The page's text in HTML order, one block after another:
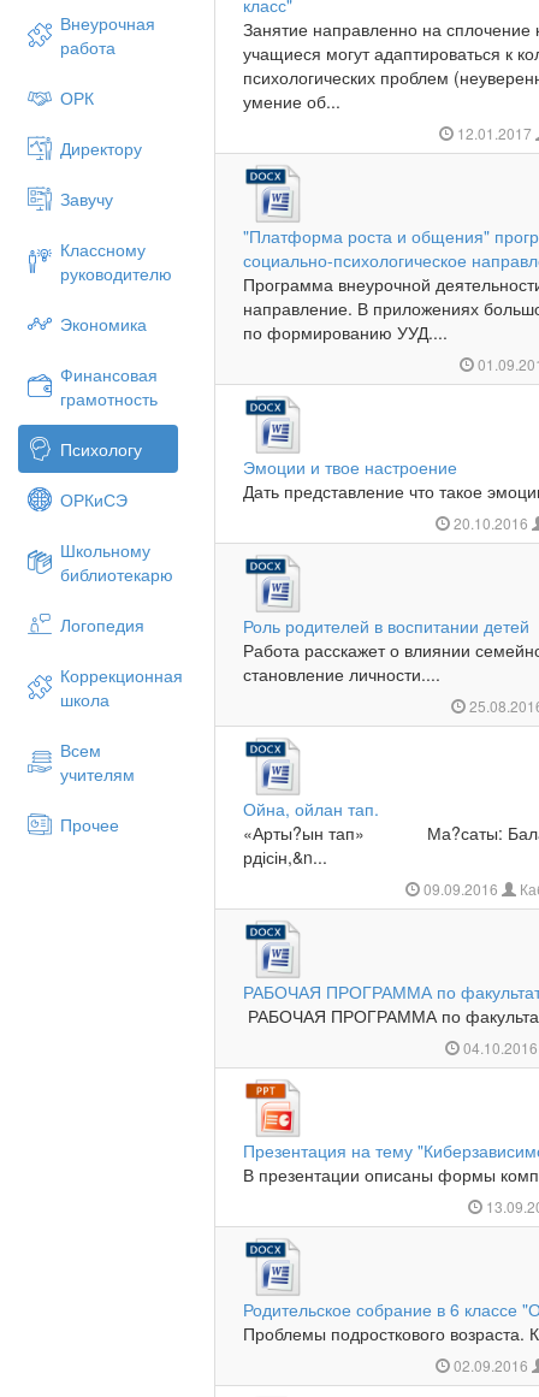
Внеурочная
работа
ОРК
Директору
Завучу
Классному
руководителю
Экономика
Финансовая
грамотность
Психологу
ОРКиСЭ
Школьному
библиотекарю
Логопедия
Коррекционная
школа
Всем
учителям
Прочее
класс"
Занятие направленно на сплочение
учащиеся могут адаптироваться к
психологических проблем
умение об...
12.01.2017
"Платформа роста и общения"
социально-психологическое
Программа внеурочной
направление. В приложениях
по формированию УУД....
Эмоции и твое настроение
Дать представление что такое
20.10.2016
Роль родителей в воспитании детей
Работа расскажет о влиянии
становление личности....
Ойна, ойлан тап.
«Арты?ын тап» Ма?саты:
рдісін,&n...
09.09.2016
РАБОЧАЯ ПРОГРАММА по
РАБОЧАЯ ПРОГРАММА по
Презентация на тему
В презентации описаны формы
Родительское собрание в 6 классе
Проблемы подросткового возраста.
02.09.2016